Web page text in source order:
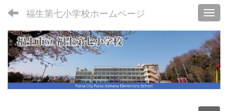
福生第七小学校ホームページ